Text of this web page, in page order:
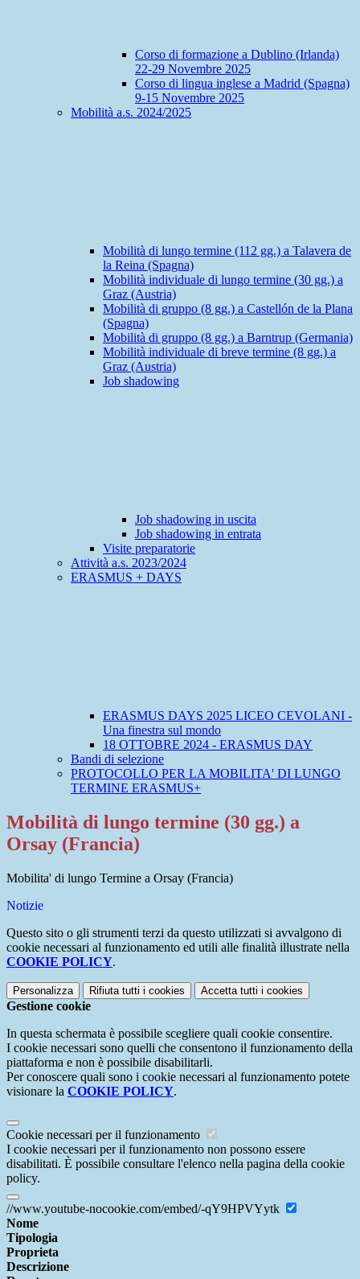
Corso di formazione a Dublino (Irlanda)
22-29 Novembre 2025
Corso di lingua inglese a Madrid (Spagna)
9-15 Novembre 2025
Mobilità a.s. 2024/2025
Mobilità di lungo termine (112 gg.) a Talavera de
la Reina (Spagna)
Mobilità individuale di lungo termine (30 gg.) a
Graz (Austria)
Mobilità di gruppo (8 gg.) a Castellón de la Plana
(Spagna)
Mobilità di gruppo (8 gg.) a Barntrup (Germania)
Mobilità individuale di breve termine (8 gg.) a
Graz (Austria)
Job shadowing
Job shadowing in uscita
Job shadowing in entrata
Visite preparatorie
Attività a.s. 2023/2024
ERASMUS + DAYS
ERASMUS DAYS 2025 LICEO CEVOLANI -
Una finestra sul mondo
18 OTTOBRE 2024 - ERASMUS DAY
Bandi di selezione
PROTOCOLLO PER LA MOBILITA' DI LUNGO
TERMINE ERASMUS+
Mobilità di lungo termine (30 gg.) a
Orsay (Francia)
Mobilita' di lungo Termine a Orsay (Francia)
Notizie
Questo sito o gli strumenti terzi da questo utilizzati si avvalgono di
cookie necessari al funzionamento ed utili alle finalità illustrate nella
COOKIE POLICY.
Personalizza Rifiuta tutti i cookies Accetta tutti i cookies
Gestione cookie
In questa schermata è possibile scegliere quali cookie consentire.
I cookie necessari sono quelli che consentono il funzionamento della
piattaforma e non è possibile disabilitarli.
Per conoscere quali sono i cookie necessari al funzionamento potete
visionare la COOKIE POLICY.
Cookie necessari per il funzionamento
I cookie necessari per il funzionamento non possono essere
disabilitati. È possibile consultare l'elenco nella pagina della cookie
policy.
//www.youtube-nocookie.com/embed/-qY9HPVYytk
Nome
Tipologia
Proprieta
Descrizione